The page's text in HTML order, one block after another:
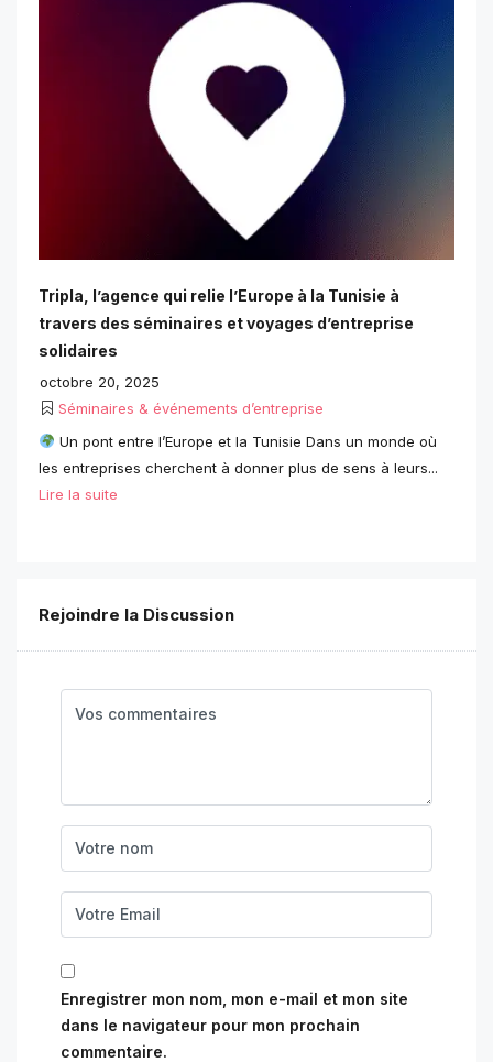
Tripla, l’agence qui relie l’Europe à la Tunisie à
travers des séminaires et voyages d’entreprise
solidaires
octobre 20, 2025
Séminaires & événements d’entreprise
Un pont entre l’Europe et la Tunisie Dans un monde où
les entreprises cherchent à donner plus de sens à leurs...
Lire la suite
Rejoindre la Discussion
Enregistrer mon nom, mon e-mail et mon site
dans le navigateur pour mon prochain
commentaire.